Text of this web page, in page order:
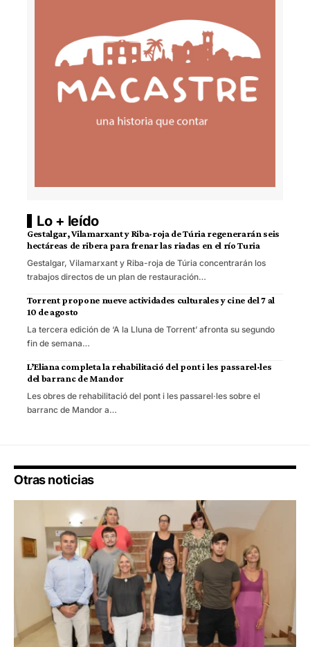
Lo + leído
Gestalgar, Vilamarxant y Riba-roja de Túria regenerarán seis
hectáreas de ribera para frenar las riadas en el río Turia
Gestalgar, Vilamarxant y Riba-roja de Túria concentrarán los
trabajos directos de un plan de restauración…
Torrent propone nueve actividades culturales y cine del 7 al
10 de agosto
La tercera edición de ‘A la Lluna de Torrent’ afronta su segundo
fin de semana…
L’Eliana completa la rehabilitació del pont i les passarel·les
del barranc de Mandor
Les obres de rehabilitació del pont i les passarel·les sobre el
barranc de Mandor a…
Otras noticias